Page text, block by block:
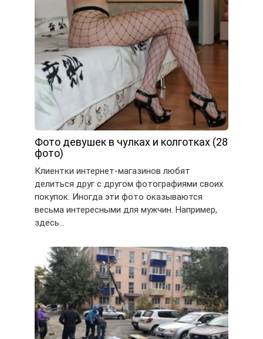
Фото девушек в чулках и колготках (28
фото)
Клиентки интернет-магазинов любят
делиться друг с другом фотографиями своих
покупок. Иногда эти фото оказываются
весьма интересными для мужчин. Например,
здесь…